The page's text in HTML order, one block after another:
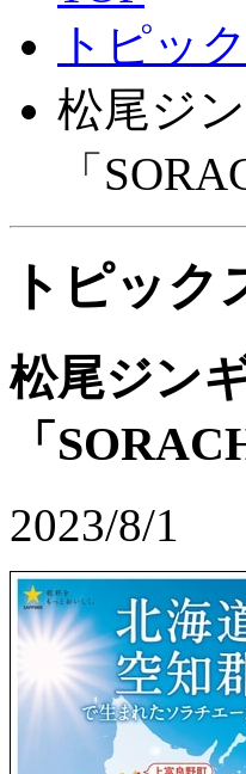
トピッ
松尾ジ
「
トピック
松尾ジン
「
2023/8/1